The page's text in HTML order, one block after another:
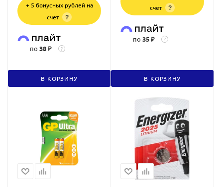
+ 5 бонусных рублей на
счет
?
по 38 ₽ ?
В КОРЗИНУ
счет
?
по 35 ₽ ?
В КОРЗИНУ